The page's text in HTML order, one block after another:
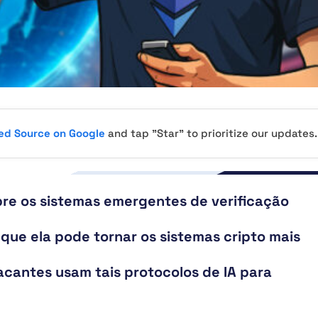
Source on Google and tap "Star" to prioritize our updates.
os sistemas emergentes de verificação
ela pode tornar os sistemas cripto mais
usam tais protocolos de IA para